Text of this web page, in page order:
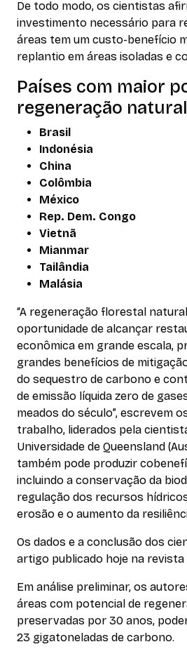
De todo modo, os cientistas
investimento necessário para
áreas tem um custo-benefício
replantio em áreas isoladas e
Países com maior
regeneração
Brasil
Indonésia
China
Colômbia
México
Rep. Dem. Congo
Vietnã
Mianmar
Tailândia
Malásia
“A regeneração florestal
oportunidade de alcançar
econômica em grande escala,
grandes benefícios de
do sequestro de carbono e
de emissão líquida zero de
meados do século”, escrevem
trabalho, liderados pela
Universidade de Queensland
também pode produzir
incluindo a conservação da
regulação dos recursos
erosão e o aumento da
Os dados e a conclusão dos
artigo publicado hoje na revista
Em análise preliminar, os
áreas com potencial de
preservadas por 30 anos,
23 gigatoneladas de carbono.